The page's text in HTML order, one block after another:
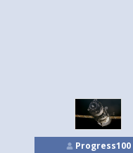
Progress100